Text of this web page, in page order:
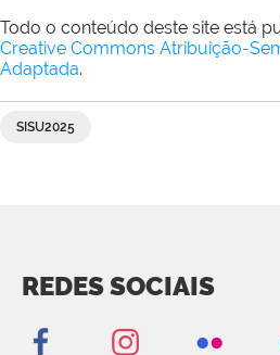
Todo o conteúdo deste site está
Creative Commons Atribuição-
Adaptada.
SISU2025
REDES SOCIAIS